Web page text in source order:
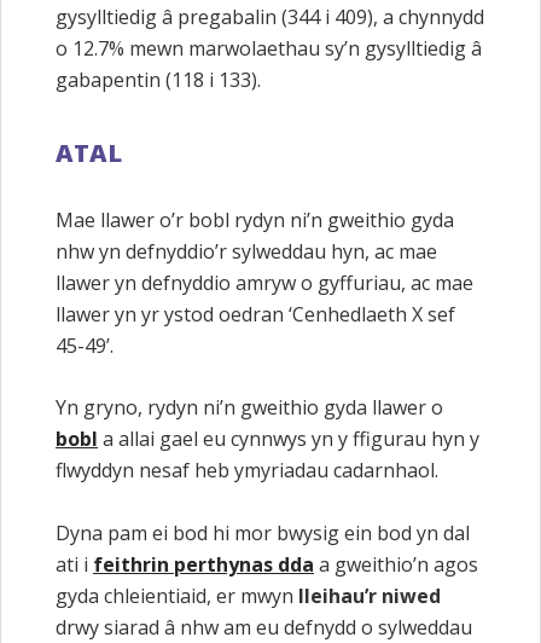
gysylltiedig â pregabalin (344 i 409), a chynnydd
o 12.7% mewn marwolaethau sy’n gysylltiedig â
gabapentin (118 i 133).
ATAL
Mae llawer o’r bobl rydyn ni’n gweithio gyda
nhw yn defnyddio’r sylweddau hyn, ac mae
llawer yn defnyddio amryw o gyffuriau, ac mae
llawer yn yr ystod oedran ‘Cenhedlaeth X sef
45-49’.
Yn gryno, rydyn ni’n gweithio gyda llawer o
bobl a allai gael eu cynnwys yn y ffigurau hyn y
flwyddyn nesaf heb ymyriadau cadarnhaol.
Dyna pam ei bod hi mor bwysig ein bod yn dal
ati i feithrin perthynas dda a gweithio’n agos
gyda chleientiaid, er mwyn lleihau’r niwed
drwy siarad â nhw am eu defnydd o sylweddau